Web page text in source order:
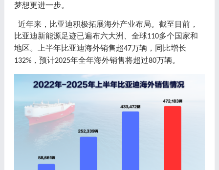
梦想更进一步。
近年来，比亚迪积极拓展海外产业布局。截至目前，
比亚迪新能源足迹已遍布六大洲、全球110多个国家和
地区。上半年比亚迪海外销售超47万辆，同比增长
132%，预计2025年全年海外销售将超过80万辆。